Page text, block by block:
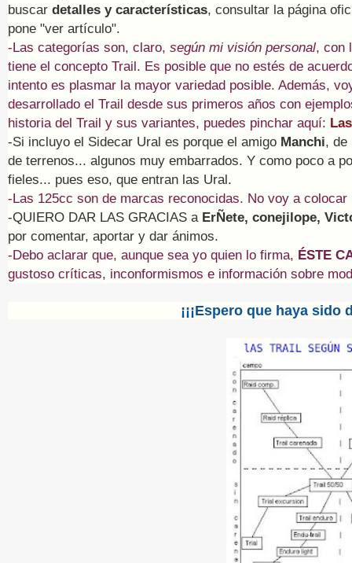
buscar detalles y características, consultar la página
pone "ver artículo".
-Las categorías son, claro, según mi visión personal, con
tiene el concepto Trail. Es posible que no estés de
intento es plasmar la mayor variedad posible. Además,
desarrollado el Trail desde sus primeros años con
historia del Trail y sus variantes, puedes pinchar aquí:
-Si incluyo el Sidecar Ural es porque el amigo Manchi, de
de terrenos... algunos muy embarrados. Y como poco a
fieles... pues eso, que entran las Ural.
-Las 125cc son de marcas reconocidas. No voy a
-QUIERO DAR LAS GRACIAS a ErÑete, conejilope,
por comentar, aportar y dar ánimos.
-Debo aclarar que, aunque sea yo quien lo firma, ÉSTE
gustoso críticas, inconformismos e información sobre
¡¡¡Espero que haya